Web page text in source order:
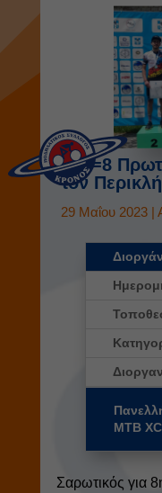
7+1=8
τον Περικλή
29 Μαΐου 2023|
MTB
Σαρωτικός για